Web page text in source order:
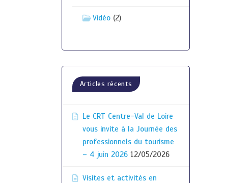
Vidéo(2)
Articles récents
Le CRT Centre-Val de Loire
vous invite à la Journée des
professionnels du tourisme
– 4 juin 2026 12/05/2026
Visites et activités en